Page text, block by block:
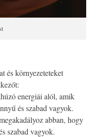
és környezeteteket
energiái alól, amik
és szabad vagyok.
abban, hogy
szabad vagyok.